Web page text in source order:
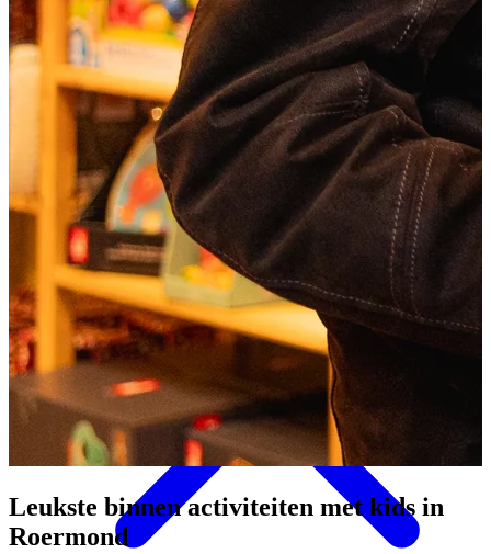
Eten & Drinken
Leukste binnen activiteiten met kids in
Roermond